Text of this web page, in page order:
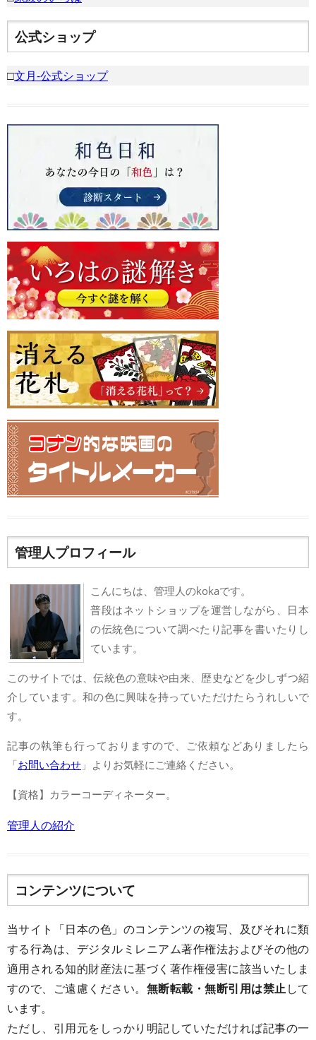
公式ショップ
□文月-公式ショップ
管理人プロフィール
こんにちは、管理人のkokaです。
普段はネットショップを運営しながら、日本
の伝統色について調べたり記事を書いたりし
ています。
このサイトでは、伝統色の意味や由来、歴史などを少しずつ紹
介しています。和の色に興味を持っていただけたらうれしいで
す。
記事の執筆も行っておりますので、ご依頼などありましたら
「お問い合わせ 」よりお気軽にご連絡ください。
【資格】カラーコーディネーター。
管理人の紹介
コンテンツについて
当サイト「日本の色」のコンテンツの複写、及びそれに類
する行為は、デジタルミレニアム著作権法およびその他の
適用される知的財産法に基づく著作権侵害に該当いたしま
すので、ご遠慮ください。 無断転載・無断引用は禁止して
います。
ただし、引用元をしっかり明記していただければ記事の一